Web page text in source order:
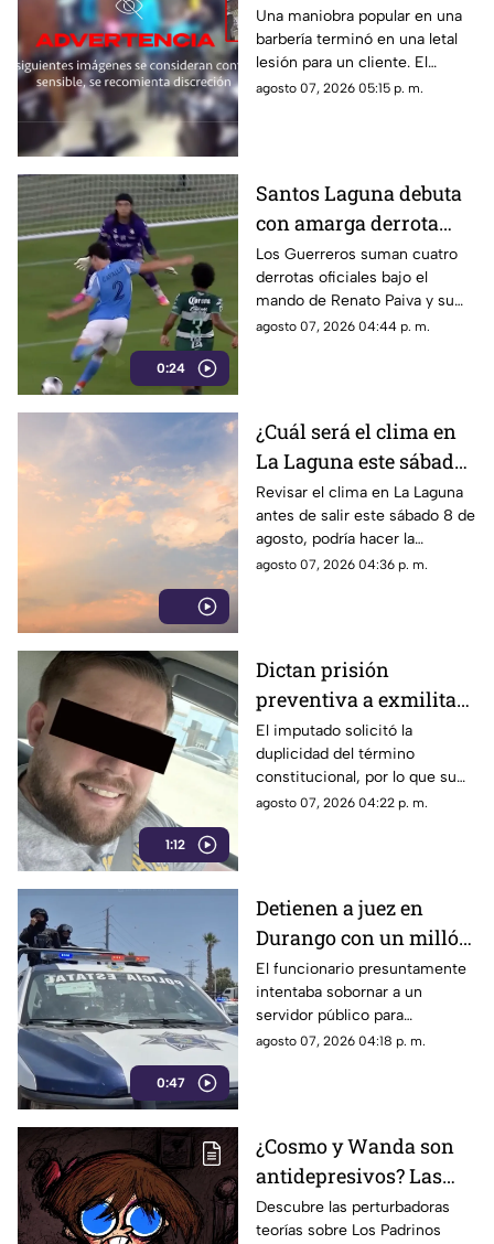
cuello mientras le
cortaba el cabello
Una maniobra popular en una
barbería terminó en una letal
lesión para un cliente. El
momento quedó registrado
agosto 07, 2026 05:15 p. m.
0:24
Santos Laguna debuta
con amarga derrota
ante el New York City
en la Leagues Cup
Los Guerreros suman cuatro
derrotas oficiales bajo el
mando de Renato Paiva y su
próximo reto será ante el
agosto 07, 2026 04:44 p. m.
¿Cuál será el clima en
La Laguna este sábado
8 de agosto 2026?
Revisar el clima en La Laguna
antes de salir este sábado 8 de
agosto, podría hacer la
diferencia entre un día
agosto 07, 2026 04:36 p. m.
1:12
Dictan prisión
preventiva a exmilitar
estadounidense por
asesinato de tres
personas en Coahuila
El imputado solicitó la
duplicidad del término
constitucional, por lo que su
situación jurídica se definirá
agosto 07, 2026 04:22 p. m.
0:47
Detienen a juez en
Durango con un millón
de pesos y un arma de
fuego
El funcionario presuntamente
intentaba sobornar a un
servidor público para
reclasificar diversas causas
agosto 07, 2026 04:18 p. m.
¿Cosmo y Wanda son
antidepresivos? Las
perturbadoras teorías y
las hipótesis más
Descubre las perturbadoras
teorías sobre Los Padrinos